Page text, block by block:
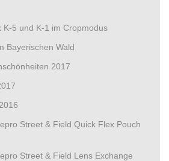
K-5 und K-1 im Cropmodus
Bayerischen Wald
2017
Street & Field Quick Flex Pouch
Street & Field Lens Exchange